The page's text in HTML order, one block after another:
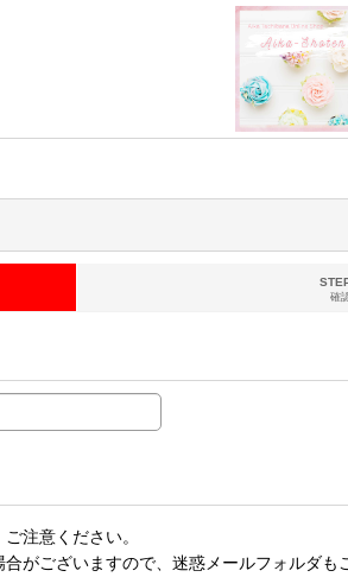
確
注意ください。
がございますので、迷惑メールフォルダも